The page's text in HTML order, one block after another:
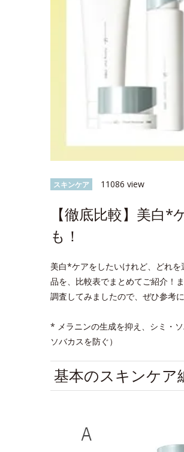
スキンケア 11086 view
【徹底比較】美白
も！
美白*ケアをしたいけれど、どれ
品を、比較表でまとめてご紹介！
調査してみましたので、ぜひ参考
* メラニンの生成を抑え、シミ・
ソバカスを防ぐ）
基本のスキンケア